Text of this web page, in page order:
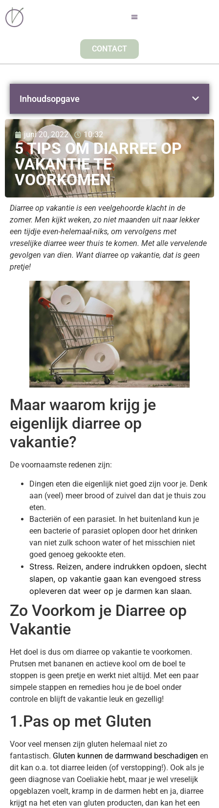
CONTACT
juni 20, 2022 10:32
5 TIPS OM DIARREE OP
VAKANTIE TE
VOORKOMEN
Diarree op vakantie is een veelgehoorde klacht in de
zomer. Men kijkt weken, zo niet maanden uit naar lekker
een tijdje even-helemaal-niks, om vervolgens met
vreselijke diarree weer thuis te komen. Met alle vervelende
gevolgen van dien. Want diarree op vakantie, dat is geen
pretje!
Maar waarom krijg je
eigenlijk diarree op
vakantie?
De voornaamste redenen zijn:
Dingen eten die eigenlijk niet goed zijn voor je. Denk
aan (veel) meer brood of zuivel dan dat je thuis zou
eten.
Bacteriën of een parasiet. In het buitenland kun je
een bacterie of parasiet oplopen door het drinken
van niet zulk schoon water of het misschien niet
goed genoeg gekookte eten.
Stress. Reizen, andere indrukken opdoen, slecht
slapen, op vakantie gaan kan evengoed stress
opleveren dat weer op je darmen kan slaan.
Zo Voorkom je Diarree op
Vakantie
Het doel is dus om diarree op vakantie te voorkomen.
Prutsen met bananen en actieve kool om de boel te
stoppen is geen pretje en werkt niet altijd. Met een paar
simpele stappen en remedies hou je de boel onder
controle en blijft de vakantie leuk en gezellig!
1.Pas op met Gluten
Voor veel mensen zijn gluten helemaal niet zo
fantastisch. Gluten kunnen de darmwand beschadigen en
dit kan o.a. tot diarree leiden (of verstopping!). Ook als je
geen diagnose van Coeliakie hebt, maar je wel vreselijk
opgeblazen voelt, kramp in de darmen hebt en ja, diarree
krijgt na het eten van gluten producten, dan kan het een
Inhoudsopgave